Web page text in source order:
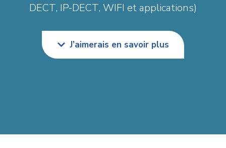
DECT, IP-DECT, WIFI et applications)
J’aimerais en savoir plus